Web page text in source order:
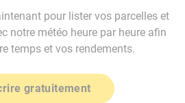
pour lister vos parcelles et
notre météo heure par heure afin
temps et vos rendements.
gratuitement